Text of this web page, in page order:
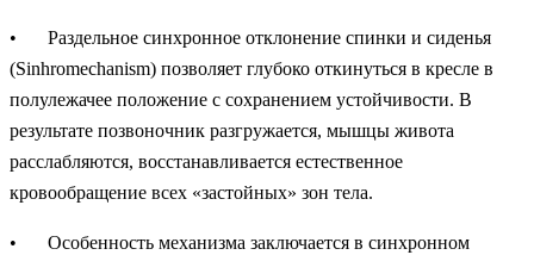
•
Раздельное синхронное отклонение спинки и сиденья
(Sinhromechanism) позволяет глубоко откинуться в кресле в
полулежачее положение с сохранением устойчивости. В
результате позвоночник разгружается, мышцы живота
расслабляются, восстанавливается естественное
кровообращение всех «застойных» зон тела.
•
Особенность механизма заключается в синхронном